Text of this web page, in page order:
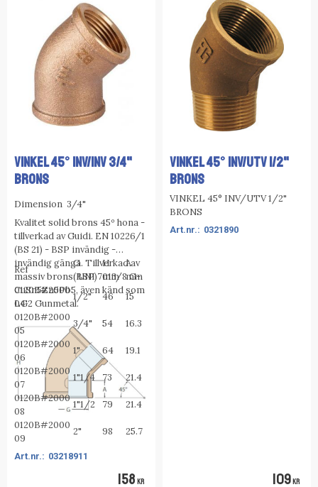
VINKEL 45° INV/INV 3/4"
BRONS
Dimension 3/4"
Kvalitet solid brons 45º hona -
tillverkad av Guidi. EN 10226/1
(BS 21) - BSP invändig -
invändig gänga. Tillverkad av
massiv brons: UNI 7013/8 G-
CuSn5Zn5Pb5, även känd som
LG2 Gunmetal.
Ref
G
(BSP)
H
mm
A
mm
0120B#2000
04
1/2" 46
15
0120B#2000
05
3/4" 54
16.3
0120B#2000
06
1" 64
19.1
0120B#2000
07
1"1/4 73
21.4
0120B#2000
08
1"1/2 79
21.4
0120B#2000
09
2" 98 25.7
03218911
158 KR
VINKEL 45° INV/UTV 1/2"
BRONS
VINKEL 45° INV/UTV 1/2"
BRONS
0321890
109KR